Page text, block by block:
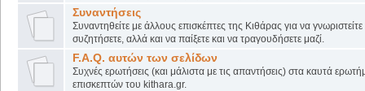
Συναντήσεις
Συναντηθείτε με άλλους επισκέπτες της Κιθάρας για να
συζητήσετε, αλλά και να παίξετε και να τραγουδήσετε μαζί.
F.A.Q. αυτών των σελίδων
Συχνές ερωτήσεις (και μάλιστα με τις απαντήσεις) στα καυτά
επισκεπτών του kithara.gr.